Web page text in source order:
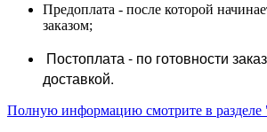
Предоплата - после которой
заказом;
Постоплата - по готовности
доставкой.
Полную информацию смотрите в разделе